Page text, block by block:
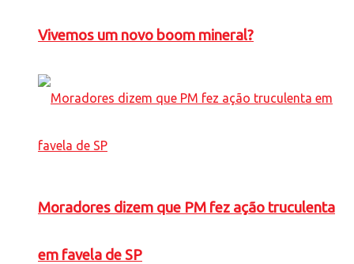
Vivemos um novo boom mineral?
Moradores dizem que PM fez ação truculenta
em favela de SP